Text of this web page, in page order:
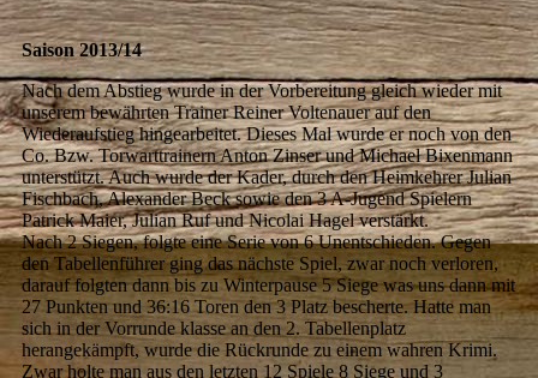
Saison 2013/14
Nach dem Abstieg wurde in der Vorbereitung gleich wieder mit
unserem bewährten Trainer Reiner Voltenauer auf den
Wiederaufstieg hingearbeitet. Dieses Mal wurde er noch von den
Co. Bzw. Torwarttrainern Anton Zinser und Michael Bixenmann
unterstützt. Auch wurde der Kader, durch den Heimkehrer Julian
Fischbach, Alexander Beck sowie den 3 A-Jugend Spielern
Patrick Maier, Julian Ruf und Nicolai Hagel verstärkt.
Nach 2 Siegen, folgte eine Serie von 6 Unentschieden. Gegen
den Tabellenführer ging das nächste Spiel, zwar noch verloren,
darauf folgten dann bis zu Winterpause 5 Siege was uns dann mit
27 Punkten und 36:16 Toren den 3 Platz bescherte. Hatte man
sich in der Vorrunde klasse an den 2. Tabellenplatz
herangekämpft, wurde die Rückrunde zu einem wahren Krimi.
Zwar holte man aus den letzten 12 Spiele 8 Siege und 3